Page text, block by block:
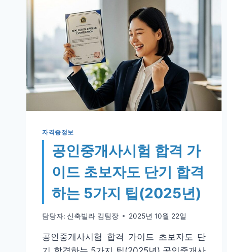
자격증정보
공인중개사시험 합격 가
이드 초보자도 단기 합격
하는 5가지 팁(2025년)
담당자: 신축빌라 김팀장 2025년 10월 22일
공인중개사시험 합격 가이드 초보자도 단